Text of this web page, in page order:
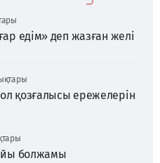
едім» деп жазған желі
қозғалысы ережелерін
болжамы